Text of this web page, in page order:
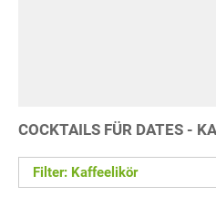
COCKTAILS FÜR DATES -
Filter: Kaffeelikör